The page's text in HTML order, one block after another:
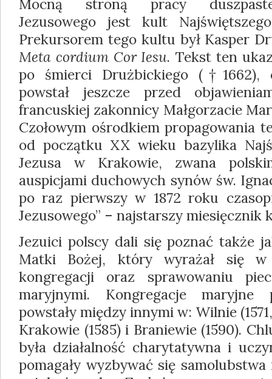
Mocną stroną pracy
Jezusowego jest kult
Prekursorem tego kultu był Kasper
Meta cordium Cor Iesu. Tekst ten
po śmierci Drużbickiego (†1662),
powstał jeszcze przed
francuskiej zakonnicy Małgorzacie
Czołowym ośrodkiem propagowania
od początku XX wieku bazylika
Jezusa w Krakowie, zwana
auspicjami duchowych synów św.
po raz pierwszy w 1872 roku
Jezusowego” – najstarszy miesięcznik
Jezuici polscy dali się poznać także
Matki Bożej, który wyrażał się w
kongregacji oraz sprawowaniu
maryjnymi. Kongregacje
powstały między innymi w: Wilnie
Krakowie (1585) i Braniewie (1590).
była działalność charytatywna i
pomagały wyzbywać się